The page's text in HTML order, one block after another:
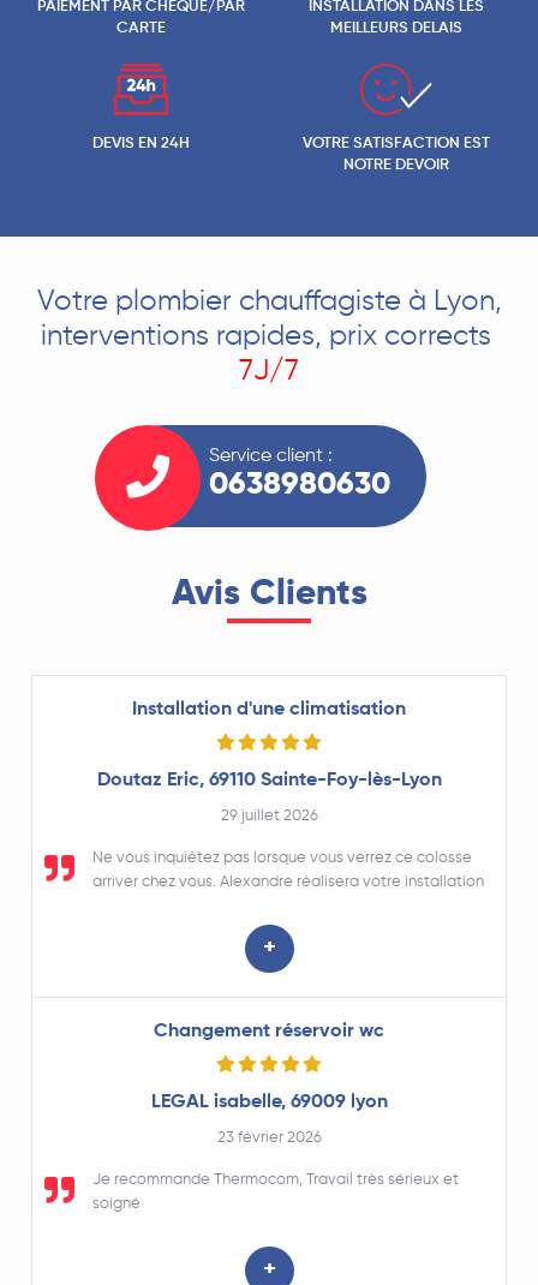
PAIEMENT PAR CHÈQUE/PAR
CARTE
INSTALLATION DANS LES
MEILLEURS DELAIS
DEVIS EN 24H
VOTRE SATISFACTION EST
NOTRE DEVOIR
Votre plombier chauffagiste à Lyon,
interventions rapides, prix corrects
7J/7
Service client :
0638980630
Avis Clients
Installation d'une climatisation
Doutaz Eric, 69110 Sainte-Foy-lès-Lyon
29 juillet 2026
Ne vous inquiétez pas lorsque vous verrez ce colosse
arriver chez vous. Alexandre réalisera votre installation
prenant le temps de répondre à vos questions si
nécessaire. Un grand merci à lui et à Stéphane qui entre
mail et l'aspect administratif de l'entreprise Thermocom
que je n'hésite pas à recommander.
+
Changement réservoir wc
LEGAL isabelle, 69009 lyon
23 février 2026
Je recommande Thermocom, Travail très sérieux et
soigné
+